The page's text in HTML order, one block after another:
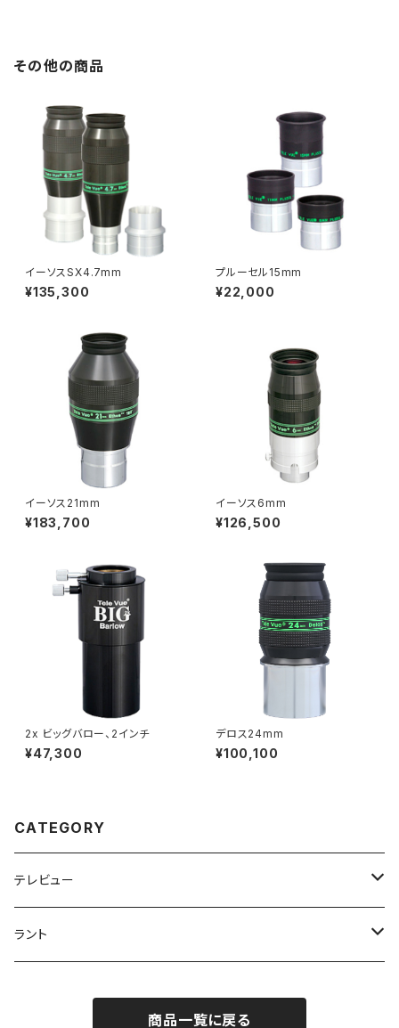
その他の商品
イーソスSX4.7mm
¥135,300
プルーセル15mm
¥22,000
イーソス21mm
¥183,700
イーソス6mm
¥126,500
2x ビッグバロー、2インチ
¥47,300
デロス24mm
¥100,100
CATEGORY
テレビュー
アイピース
ラント
商品一覧に戻る